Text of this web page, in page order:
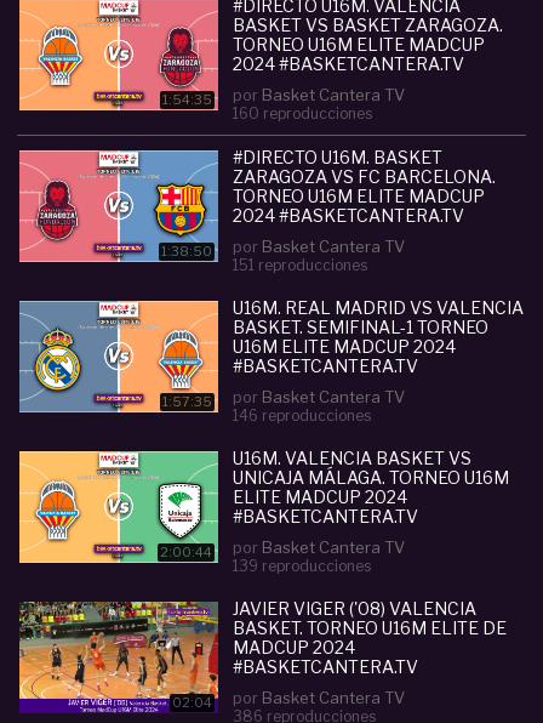
www.instagram.com/basketcantera/
Categoria :Cadete (U15-U16)
#directo #u16m #fc #barcelona #
madcup
a
#tv
1:54:35
#DIRECTO U16M. VALENCIA
BASKET VS BASKET ZARAGOZA.
TORNEO U16M ELITE MADCUP
2024 #BASKETCANTERA.TV
por Basket Cantera TV
160 reproducciones
1:38:50
#DIRECTO U16M. BASKET
ZARAGOZA VS FC BARCELONA.
TORNEO U16M ELITE MADCUP
2024 #BASKETCANTERA.TV
por Basket Cantera TV
151 reproducciones
1:57:35
U16M. REAL MADRID VS VALENCIA
BASKET. SEMIFINAL-1 TORNEO
U16M ELITE MADCUP 2024
#BASKETCANTERA.TV
por Basket Cantera TV
146 reproducciones
2:00:44
U16M. VALENCIA BASKET VS
UNICAJA MÁLAGA. TORNEO U16M
ELITE MADCUP 2024
#BASKETCANTERA.TV
por Basket Cantera TV
139 reproducciones
02:04
JAVIER VIGER ('08) VALENCIA
BASKET. TORNEO U16M ELITE DE
MADCUP 2024
#BASKETCANTERA.TV
por Basket Cantera TV
386 reproducciones